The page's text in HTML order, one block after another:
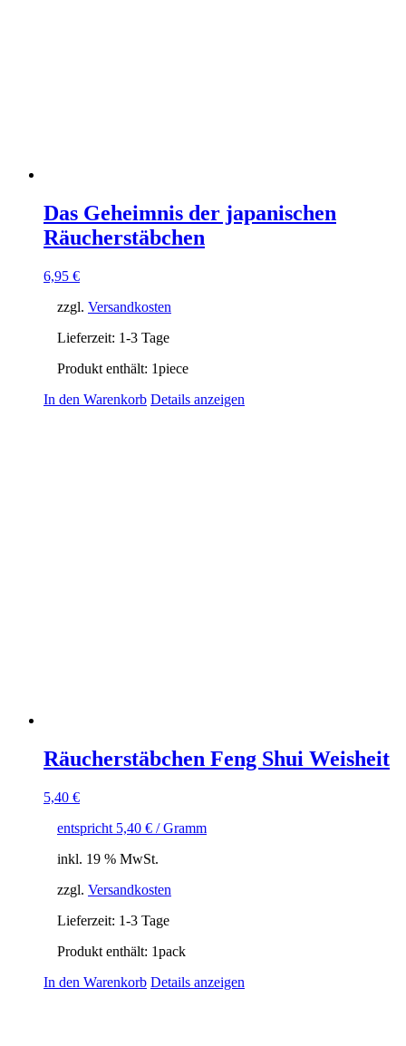
Das Geheimnis der japanischen
Räucherstäbchen
6,95 €
zzgl. Versandkosten
Lieferzeit: 1-3 Tage
Produkt enthält: 1piece
In den Warenkorb Details anzeigen
Räucherstäbchen Feng Shui Weisheit
5,40 €
entspricht 5,40 € / Gramm
inkl. 19 % MwSt.
zzgl. Versandkosten
Lieferzeit: 1-3 Tage
Produkt enthält: 1pack
In den Warenkorb Details anzeigen